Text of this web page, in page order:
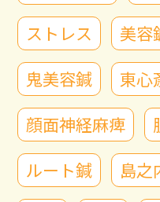
ストレス
美容
鬼美容鍼
東心
顔面神経麻痺
ルート鍼
島之